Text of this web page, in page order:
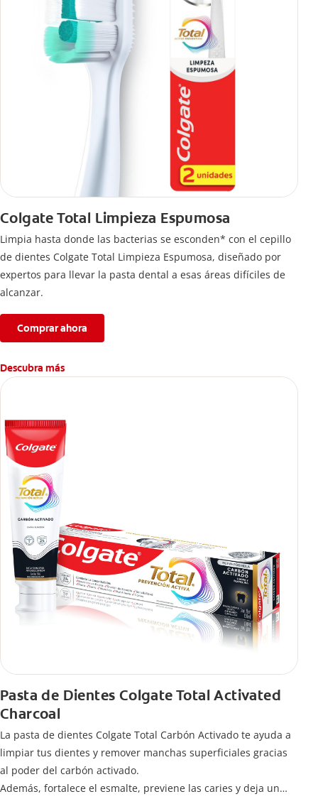
Colgate Total Limpieza Espumosa
Limpia hasta donde las bacterias se esconden* con el cepillo
de dientes Colgate Total Limpieza Espumosa, diseñado por
expertos para llevar la pasta dental a esas áreas difíciles de
alcanzar.
Comprar ahora
Descubra más
Pasta de Dientes Colgate Total Activated
Charcoal
La pasta de dientes Colgate Total Carbón Activado te ayuda a
limpiar tus dientes y remover manchas superficiales gracias
al poder del carbón activado.
Además, fortalece el esmalte, previene las caries y deja un